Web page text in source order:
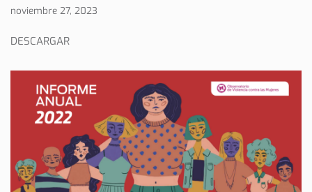
noviembre 27, 2023
DESCARGAR